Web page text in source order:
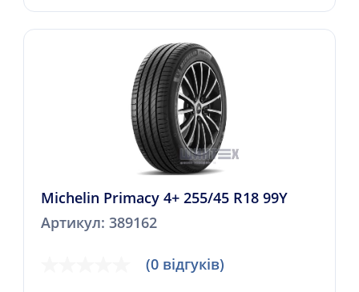
Michelin Primacy 4+ 255/45 R18 99Y
Артикул: 389162
(0 відгуків)